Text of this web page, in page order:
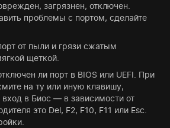
загрязнен, отключен.
проблемы с портом, сделайте
от пыли и грязи сжатым
щеткой.
ли порт в BIOS или UEFI. При
на ту или иную клавишу,
в Биос — в зависимости от
это Del, F2, F10, F11 или Esc.